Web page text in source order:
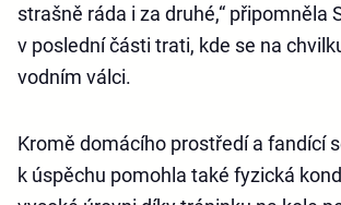
strašně ráda i za druhé,“ připomněla
v poslední části trati, kde se na
vodním válci.
Kromě domácího prostředí a fandící
k úspěchu pomohla také fyzická